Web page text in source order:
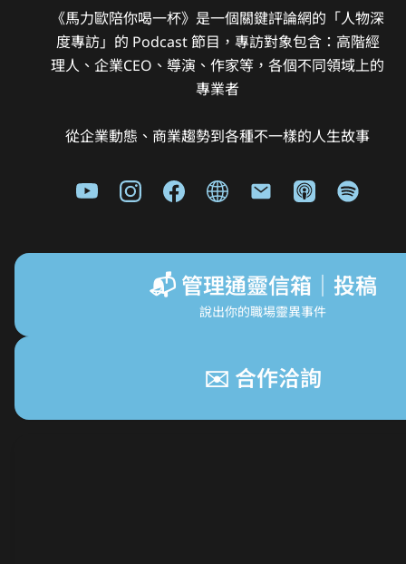
《馬力歐陪你喝一杯》是一個關鍵評論網的「人物深
度專訪」的 Podcast 節目，專訪對象包含：高階經
理人、企業CEO、導演、作家等，各個不同領域上的
專業者
從企業動態、商業趨勢到各種不一樣的人生故事
📬 管理通靈信箱｜投稿
說出你的職場靈異事件
✉️ 合作洽詢